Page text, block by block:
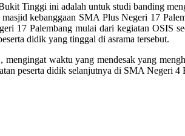
Tinggi ini adalah untuk studi banding
kebanggaan SMA Plus Negeri 17
17 Palembang mulai dari kegiatan OSIS
didik yang tinggal di asrama tersebut.
waktu yang mendesak yang
peserta didik selanjutnya di SMA Negeri